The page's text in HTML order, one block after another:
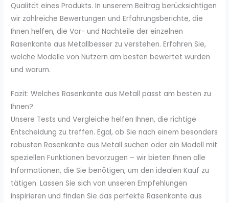
Qualität eines Produkts. In unserem Beitrag berücksichtigen
wir zahlreiche Bewertungen und Erfahrungsberichte, die
Ihnen helfen, die Vor- und Nachteile der einzelnen
Rasenkante aus Metallbesser zu verstehen. Erfahren Sie,
welche Modelle von Nutzern am besten bewertet wurden
und warum.
Fazit: Welches Rasenkante aus Metall passt am besten zu
Ihnen?
Unsere Tests und Vergleiche helfen Ihnen, die richtige
Entscheidung zu treffen. Egal, ob Sie nach einem besonders
robusten Rasenkante aus Metall suchen oder ein Modell mit
speziellen Funktionen bevorzugen – wir bieten Ihnen alle
Informationen, die Sie benötigen, um den idealen Kauf zu
tätigen. Lassen Sie sich von unseren Empfehlungen
inspirieren und finden Sie das perfekte Rasenkante aus